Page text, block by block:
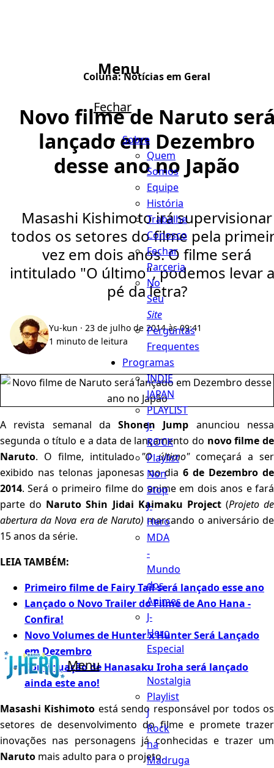
Menu
Menu
Fechar
Sobre
Quem
Somos
Equipe
História
Trabalhe
Conosco
Fechar
Parceria
No
Seu
Site
Perguntas
Frequentes
Programas
INDIE
JAPAN
PLAYLIST
J-
ROCK
Playlist
Non
Stop
J-
Hero
MDA
-
Mundo
dos
Animes
J-
Hero
Especial
-
Nostalgia
Playlist
J
Rock
na
Madruga
Coluna:Notícias em Geral
Novo filme de Naruto
lançado em Dezembro
desse ano no Japão
Masashi Kishimoto irá supervisionar
todos os setores do filme pela
vez em dois anos. O filme será
intitulado "O último", podemos levar
pé da letra?
Yu-kun · 23 de julho de 2014 às 09:41
1 minuto de leitura
A revista semanal daShonen Jump anunciou nessa
segunda o título e a data de lançamento do novo filme de
Naruto. O filme, intitulado"O último"começará a ser
exibido nas telonas japonesas no dia 6 de Dezembro de
2014. Será o primeiro filme do anime em dois anos e fará
parte do Naruto Shin Jidai Kaimaku Project(Projeto de
abertura daNova era de Naruto) marcando o aniversário de
15 anos da série.
LEIA TAMBÉM:
Primeiro filme de Fairy Tail será lançado esse ano
Lançado o Novo Trailer do Filme de Ano Hana -
Confira!
Novo Volumes de Hunter x Hunter Será Lançado
em Dezembro
Continuação de Hanasaku Iroha será lançado
ainda este ano!
Masashi Kishimoto está sendo responsável por todos os
setores de desenvolvimento do filme e promete trazer
inovações nas personagens já conhecidas e trazer um
Naruto mais adulto para o projeto.